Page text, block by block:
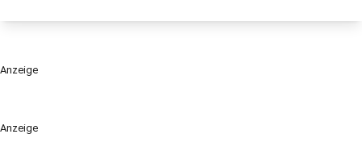
Anzeige
Anzeige